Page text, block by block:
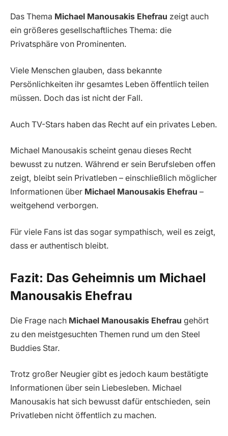
Das Thema Michael Manousakis Ehefrau zeigt auch
ein größeres gesellschaftliches Thema: die
Privatsphäre von Prominenten.
Viele Menschen glauben, dass bekannte
Persönlichkeiten ihr gesamtes Leben öffentlich teilen
müssen. Doch das ist nicht der Fall.
Auch TV-Stars haben das Recht auf ein privates Leben.
Michael Manousakis scheint genau dieses Recht
bewusst zu nutzen. Während er sein Berufsleben offen
zeigt, bleibt sein Privatleben – einschließlich möglicher
Informationen über Michael Manousakis Ehefrau –
weitgehend verborgen.
Für viele Fans ist das sogar sympathisch, weil es zeigt,
dass er authentisch bleibt.
Fazit: Das Geheimnis um Michael
Manousakis Ehefrau
Die Frage nach Michael Manousakis Ehefrau gehört
zu den meistgesuchten Themen rund um den Steel
Buddies Star.
Trotz großer Neugier gibt es jedoch kaum bestätigte
Informationen über sein Liebesleben. Michael
Manousakis hat sich bewusst dafür entschieden, sein
Privatleben nicht öffentlich zu machen.